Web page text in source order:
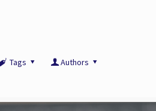
Tags Authors